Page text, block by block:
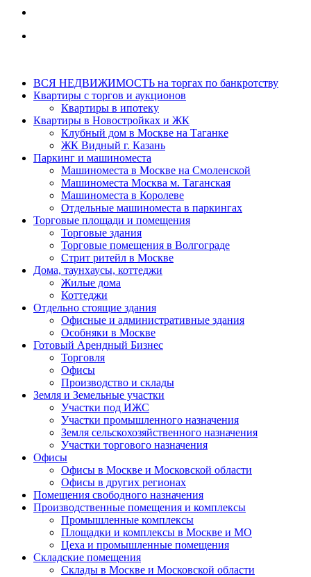
ВСЯ НЕДВИЖИМОСТЬ на торгах по банкротству
Квартиры с торгов и аукционов
Квартиры в ипотеку
Квартиры в Новостройках и ЖК
Клубный дом в Москве на Таганке
ЖК Видный г. Казань
Паркинг и машиноместа
Машиноместа в Москве на Смоленской
Машиноместа Москва м. Таганская
Машиноместа в Королеве
Отдельные машиноместа в паркингах
Торговые площади и помещения
Торговые здания
Торговые помещения в Волгограде
Стрит ритейл в Москве
Дома, таунхаусы, коттеджи
Жилые дома
Коттеджи
Отдельно стоящие здания
Офисные и административные здания
Особняки в Москве
Готовый Арендный Бизнес
Торговля
Офисы
Производство и склады
Земля и Земельные участки
Участки под ИЖС
Участки промышленного назначения
Земля сельскохозяйственного назначения
Участки торгового назначения
Офисы
Офисы в Москве и Московской области
Офисы в других регионах
Помещения свободного назначения
Производственные помещения и комплексы
Промышленные комплексы
Площадки и комплексы в Москве и МО
Цеха и промышленные помещения
Складские помещения
Склады в Москве и Московской области